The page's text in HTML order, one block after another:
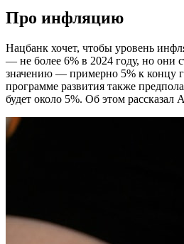
Про инфляцию
Нацбанк хочет, чтобы уровень
— не более 6% в 2024 году, но они
значению — примерно 5% к концу
программе развития также
будет около 5%. Об этом рассказал